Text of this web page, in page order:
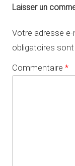
Laisser un
Votre adresse e-
obligatoires
Commentaire *